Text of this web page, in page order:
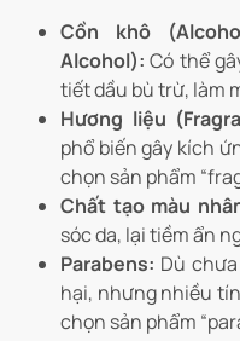
Cồn khô
Alcohol): Có thể
tiết dầu bù trừ, làm
Hương liệu
phổ biến gây kích
chọn sản phẩm
Chất tạo màu
sóc da, lại tiềm ẩn
Parabens: Dù
hại, nhưng nhiều
chọn sản phẩm